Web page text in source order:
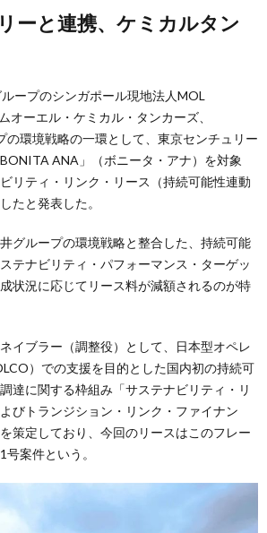
ープのシンガポール現地法人MOL
オーエル・ケミカル・タンカーズ、
の環境戦略の一環として、東京センチュリー
ANA」（ボニータ・アナ）を対象
リティ・リンク・リース（持続可能性連動
たと発表した。
グループの環境戦略と整合した、持続可能
テナビリティ・パフォーマンス・ターゲッ
状況に応じてリース料が減額されるのが特
イブラー（調整役）として、日本型オペレ
）での支援を目的とした国内初の持続可
達に関する枠組み「サステナビリティ・リ
びトランジション・リンク・ファイナン
策定しており、今回のリースはこのフレー
案件という。